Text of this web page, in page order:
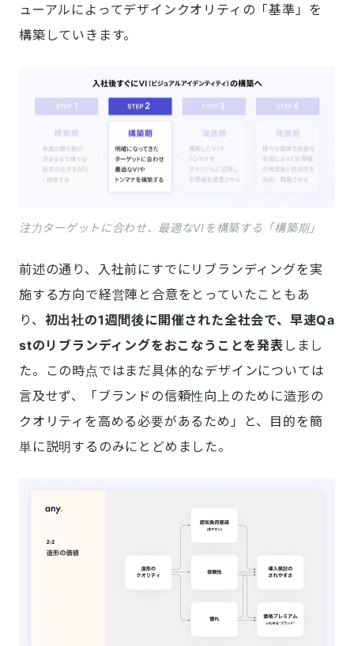
ューアルによってデザインクオリティの「基準」を
構築していきます。
注力ターゲットに合わせ、最適なVIを構築する「構築期」
前述の通り、入社前にすでにリブランディングを実
施する方向で経営陣と合意をとっていたこともあ
り、 初出社の1週間後に開催された全社会で、早速Qa
stのリブランディングをおこなうことを発表 しまし
た。この時点ではまだ具体的なデザインについては
言及せず、「ブランドの信頼性向上のために造形の
クオリティを高める必要があるため」と、目的を簡
単に説明するのみにとどめました。